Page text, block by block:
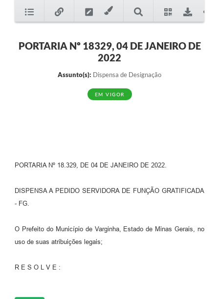
PORTARIA Nº 18329, 04 DE JANEIRO DE
2022
Assunto(s): Dispensa de Designação
EM VIGOR
PORTARIA Nº 18.329, DE 04 DE JANEIRO DE 2022.
DISPENSA A PEDIDO SERVIDORA DE FUNÇÃO GRATIFICADA
- FG.
O Prefeito do Município de Varginha, Estado de Minas Gerais, no
uso de suas atribuições legais;
R E S O L V E :